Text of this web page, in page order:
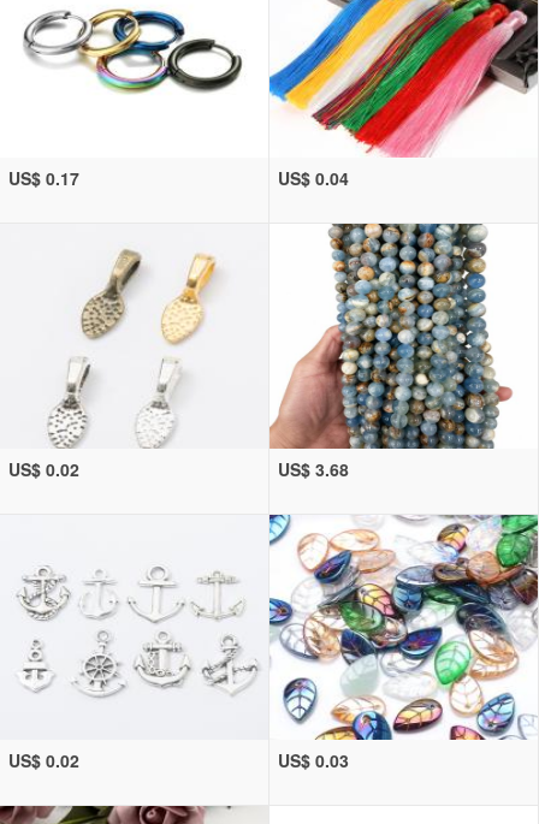
US$ 0.17 US$ 0.04
US$ 0.02 US$ 3.68
US$ 0.02 US$ 0.03